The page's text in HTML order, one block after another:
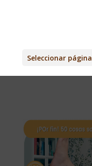
Seleccionar página